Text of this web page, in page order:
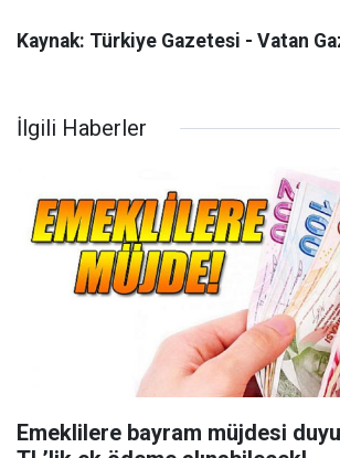
Kaynak: Türkiye Gazetesi - Vatan
İlgili Haberler
Emeklilere bayram müjdesi